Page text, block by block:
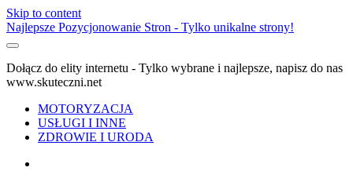
Skip to content
Najlepsze Pozycjonowanie Stron - Tylko unikalne strony!
Dołącz do elity internetu - Tylko wybrane i najlepsze, napisz do nas
www.skuteczni.net
MOTORYZACJA
USŁUGI I INNE
ZDROWIE I URODA